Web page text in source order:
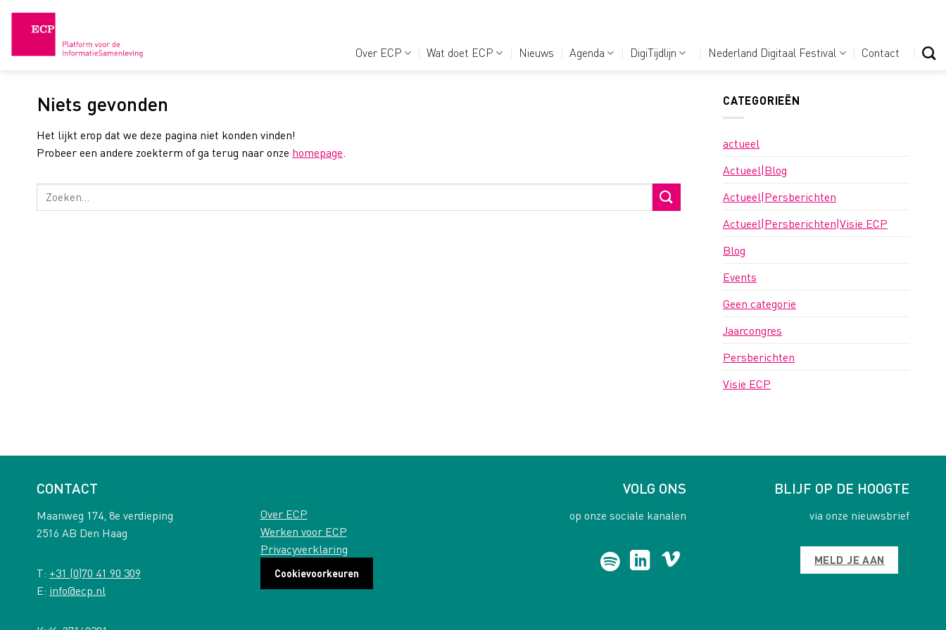
Over ECP Wat doet ECP Nieuws Agenda DigiTijdlijn Nederland Digitaal Festival Contact
Niets gevonden
Het lijkt erop dat we deze pagina niet konden vinden!
Probeer een andere zoekterm of ga terug naar onze homepage
CATEGORIEËN
actueel
Actueel|Blog
Actueel|Persberichten
Actueel|Persberichten|Visie ECP
Blog
Events
Geen categorie
Jaarcongres
Persberichten
Visie ECP
CONTACT
Maanweg 174, 8e verdieping
2516 AB Den Haag
T: +31 (0)70 41 90 309
E: info@ecp.nl
Over ECP
Werken voor ECP
Privacyverklaring
Cookievoorkeuren
VOLG ONS
op onze sociale kanalen
BLIJF OP DE HOOGTE
via onze nieuwsbrief
MELD JE AAN